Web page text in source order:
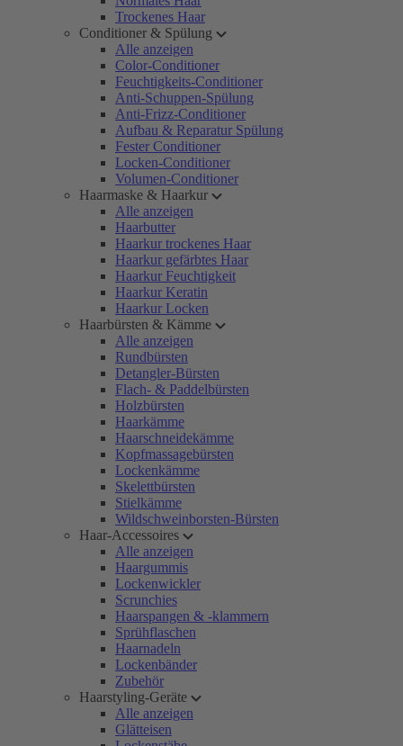
Trockenes Haar
Conditioner & Spülung
Alle anzeigen
Color-Conditioner
Feuchtigkeits-Conditioner
Anti-Schuppen-Spülung
Anti-Frizz-Conditioner
Aufbau & Reparatur Spülung
Fester Conditioner
Locken-Conditioner
Volumen-Conditioner
Haarmaske & Haarkur
Alle anzeigen
Haarbutter
Haarkur trockenes Haar
Haarkur gefärbtes Haar
Haarkur Feuchtigkeit
Haarkur Keratin
Haarkur Locken
Haarbürsten & Kämme
Alle anzeigen
Rundbürsten
Detangler-Bürsten
Flach- & Paddelbürsten
Holzbürsten
Haarkämme
Haarschneidekämme
Kopfmassagebürsten
Lockenkämme
Skelettbürsten
Stielkämme
Wildschweinborsten-Bürsten
Haar-Accessoires
Alle anzeigen
Haargummis
Lockenwickler
Scrunchies
Haarspangen & -klammern
Sprühflaschen
Haarnadeln
Lockenbänder
Zubehör
Haarstyling-Geräte
Alle anzeigen
Glätteisen